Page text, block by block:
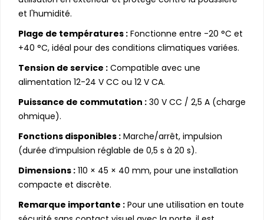
et l'humidité.
Plage de températures : Fonctionne entre -20 °C et
+40 °C, idéal pour des conditions climatiques variées.
Tension de service : Compatible avec une
alimentation 12-24 V CC ou 12 V CA.
Puissance de commutation : 30 V CC / 2,5 A (charge
ohmique).
Fonctions disponibles : Marche/arrêt, impulsion
(durée d’impulsion réglable de 0,5 s à 20 s).
Dimensions : 110 × 45 × 40 mm, pour une installation
compacte et discrète.
Remarque importante : Pour une utilisation en toute